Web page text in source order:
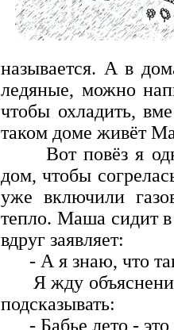
называется. А в
ледяные, можно
чтобы охладить,
таком доме живёт
Вот повёз я
дом, чтобы
уже включили
тепло. Маша сидит
вдруг заявляет:
- А я знаю, что
Я жду
подсказывать:
- Бабье лето -